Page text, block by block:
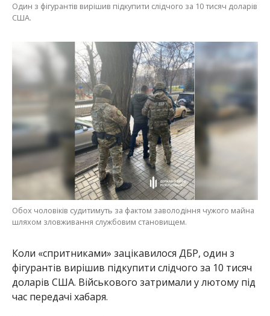
Один з фігурантів вирішив підкупити слідчого за 10 тисяч доларів
США.
Обох чоловіків судитимуть за фактом заволодіння чужого майна
шляхом зловживання службовим становищем.
Коли «спритниками» зацікавилося ДБР, один з
фігурантів вирішив підкупити слідчого за 10 тисяч
доларів США. Військового затримали у лютому під
час передачі хабаря.